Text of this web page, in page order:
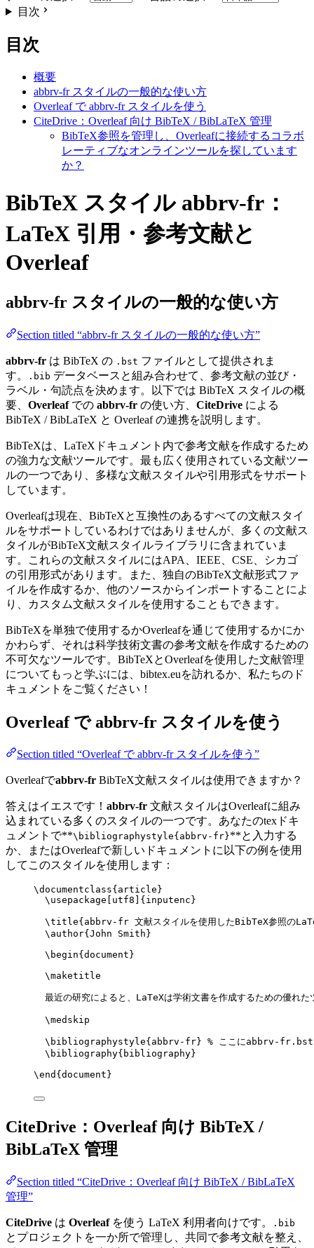
目次
目次
概要
abbrv-fr スタイルの一般的な使い方
Overleaf で abbrv-fr スタイルを使う
CiteDrive：Overleaf 向け BibTeX / BibLaTeX 管理
BibTeX参照を管理し、Overleafに接続するコラボ
レーティブなオンラインツールを探しています
か？
BibTeX スタイル abbrv-fr：
LaTeX 引用・参考文献と
Overleaf
abbrv-fr スタイルの一般的な使い方
Section titled “abbrv-fr スタイルの一般的な使い方”
abbrv-fr は BibTeX の .bst ファイルとして提供されま
す。
.bib データベースと組み合わせて、参考文献の並び・
ラベル・句読点を決めます。以下では BibTeX スタイルの概
要、 Overleafでの abbrv-fr の使い方、 CiteDrive による
BibTeX / BibLaTeX と Overleaf の連携を説明します。
BibTeXは、LaTeXドキュメント内で参考文献を作成するため
の強力な文献ツールです。最も広く使用されている文献ツー
ルの一つであり、多様な文献スタイルや引用形式をサポート
しています。
Overleafは現在、BibTeXと互換性のあるすべての文献スタイ
ルをサポートしているわけではありませんが、多くの文献ス
タイルがBibTeX文献スタイルライブラリに含まれていま
す。これらの文献スタイルにはAPA、IEEE、CSE、シカゴ
の引用形式があります。また、独自のBibTeX文献形式ファ
イルを作成するか、他のソースからインポートすることによ
り、カスタム文献スタイルを使用することもできます。
BibTeXを単独で使用するかOverleafを通じて使用するかにか
かわらず、それは科学技術文書の参考文献を作成するための
不可欠なツールです。BibTeXとOverleafを使用した文献管理
についてもっと学ぶには、bibtex.euを訪れるか、私たちのド
キュメントをご覧ください！
Overleaf でabbrv-fr スタイルを使う
Section titled “Overleaf で abbrv-fr スタイルを使う”
Overleafでabbrv-fr BibTeX文献スタイルは使用できますか？
答えはイエスです！ abbrv-fr 文献スタイルはOverleafに組み
込まれている多くのスタイルの一つです。あなたのtexドキ
ュメントで**\bibliographystyle{abbrv-fr}**と入力する
か、またはOverleafで新しいドキュメントに以下の例を使用
してこのスタイルを使用します：
\documentclass{ article }
\usepackage
utf8 ]{ inputenc }
\title{abbrv-fr 文献スタイルを使用したBibTeX参照の
\author{John Smith}
\begin{ document }
\maketitle
最近の研究によると、LaTeXは学術文書を作成するための優れ
\medskip
\bibliographystyle{abbrv-fr} % ここにabbrv-fr.bst
\bibliography{bibliography}
\end { document }
CiteDrive：Overleaf 向け BibTeX /
BibLaTeX 管理
Section titled “CiteDrive：Overleaf 向け BibTeX / BibLaTeX
管理”
CiteDrive は Overleafを使う LaTeX 利用者向けです。 .bib
とプロジェクトを一か所で管理し、共同で参考文献を整え、